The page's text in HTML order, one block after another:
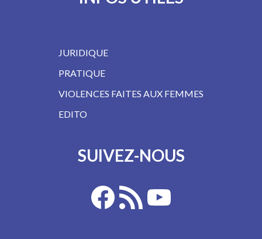
JURIDIQUE
PRATIQUE
VIOLENCES FAITES AUX FEMMES
EDITO
SUIVEZ-NOUS